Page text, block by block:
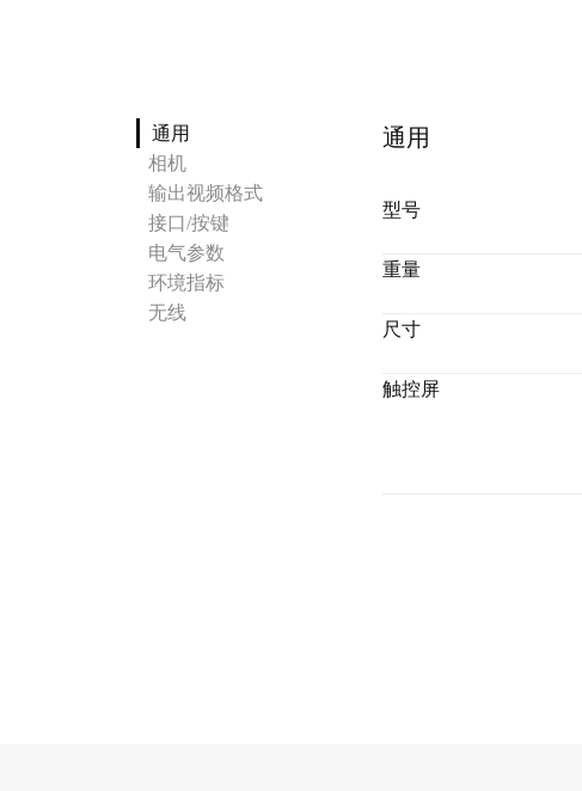
通用
相机
输出视频格式
接口/按键
电气参数
环境指标
无线
通用
型号
重量
尺寸
触控屏